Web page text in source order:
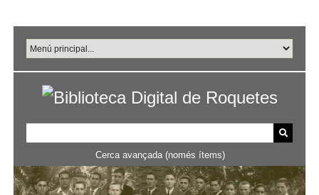
principal
Cerca avançada (només ítems)